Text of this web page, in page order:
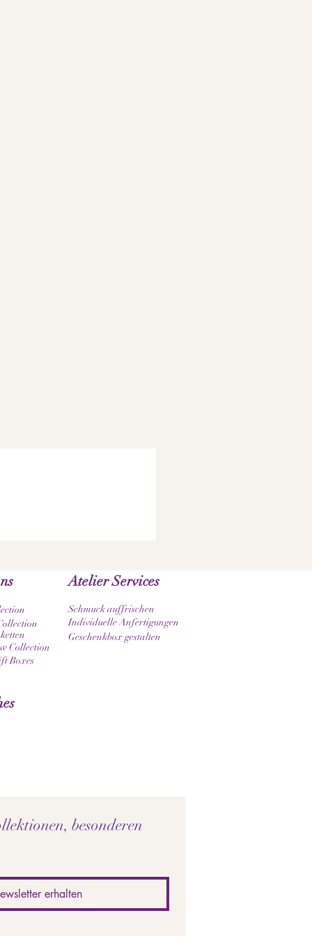
Collection
Boxes
Atelier Services
Schmuck auffrischen
Individuelle Anfertigungen
Geschenkbox gestalten
besonderen
erhalten